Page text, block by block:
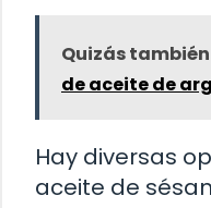
Quizás
de aceite de
Hay diversas
aceite de